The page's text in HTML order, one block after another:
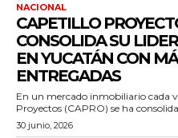
NACIONAL
CAPETILLO
CONSOLIDA SU
EN YUCATÁN CON
ENTREGADAS
En un mercado inmobiliario cada
Proyectos (CAPRO) se ha
30 junio, 2026